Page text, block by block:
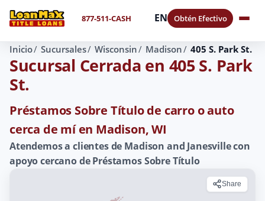
877-511-CASH EN Obtén Efectivo
Inicio Sucursales Wisconsin Madison 405 S. Park St.
Sucursal Cerrada en 405 S. Park
St.
Préstamos Sobre Título de carro o auto
cerca de mí en Madison, WI
Atendemos a clientes de Madison and Janesville con
apoyo cercano de Préstamos Sobre Título
Share